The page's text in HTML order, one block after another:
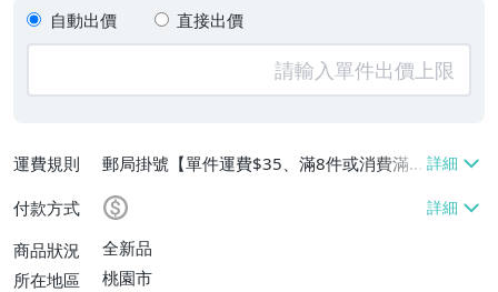
自動出價 直接出價
運費規則
郵局掛號【單件運費$35、滿8件或消費滿
$3500免運費】
付款方式
商品狀況
全新品
所在地區
桃園市